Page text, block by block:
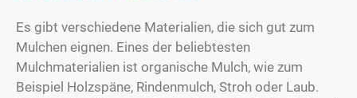
Es gibt verschiedene Materialien, die sich gut zum
Mulchen eignen. Eines der beliebtesten
Mulchmaterialien ist organische Mulch, wie zum
Beispiel Holzspäne, Rindenmulch, Stroh oder Laub.